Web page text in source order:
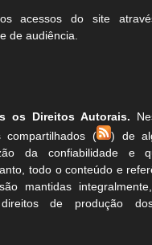
acessos do site
de audiência.
os Direitos Autorais.
compartilhados (
) de
da confiabilidade e
todo o conteúdo e
mantidas
de produção dos